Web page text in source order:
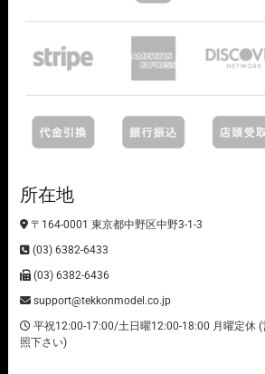
所在地
〒164-0001 東京都中野区中野3-1-3
(03) 6382-6433
(03) 6382-6436
support@tekkonmodel.co.jp
平祝12:00-17:00/土日曜12:00-18:00 月曜定休
照下さい)